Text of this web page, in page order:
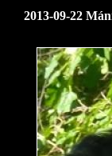
2013-09-22